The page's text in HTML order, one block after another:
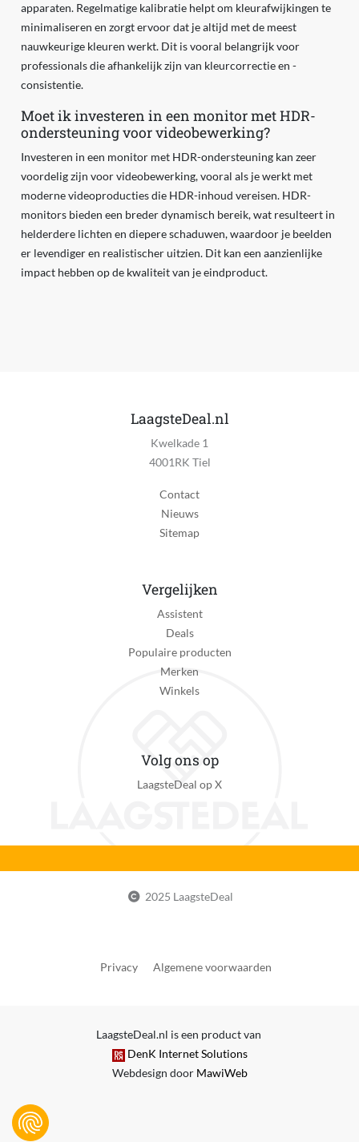
apparaten. Regelmatige kalibratie helpt om kleurafwijkingen te
minimaliseren en zorgt ervoor dat je altijd met de meest
nauwkeurige kleuren werkt. Dit is vooral belangrijk voor
professionals die afhankelijk zijn van kleurcorrectie en -
consistentie.
Moet ik investeren in een monitor met HDR-
ondersteuning voor videobewerking?
Investeren in een monitor met HDR-ondersteuning kan zeer
voordelig zijn voor videobewerking, vooral als je werkt met
moderne videoproducties die HDR-inhoud vereisen. HDR-
monitors bieden een breder dynamisch bereik, wat resulteert in
helderdere lichten en diepere schaduwen, waardoor je beelden
er levendiger en realistischer uitzien. Dit kan een aanzienlijke
impact hebben op de kwaliteit van je eindproduct.
LaagsteDeal.nl
Kwelkade 1
4001RK Tiel
Contact
Nieuws
Sitemap
Vergelijken
Assistent
Deals
Populaire producten
Merken
Winkels
Volg ons op
LaagsteDeal op X
2025 LaagsteDeal
Privacy Algemene voorwaarden
LaagsteDeal.nl is een product van
DenK Internet Solutions
Webdesign door MawiWeb